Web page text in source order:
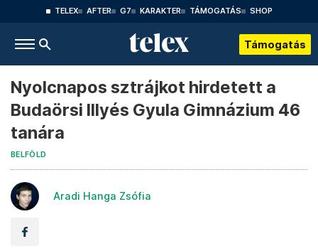
TELEX AFTER G7 KARAKTER TÁMOGATÁS SHOP
Támogatás
Nyolcnapos sztrájkot hirdetett a
Budaörsi Illyés Gyula Gimnázium 46
tanára
BELFÖLD
Aradi Hanga Zsófia